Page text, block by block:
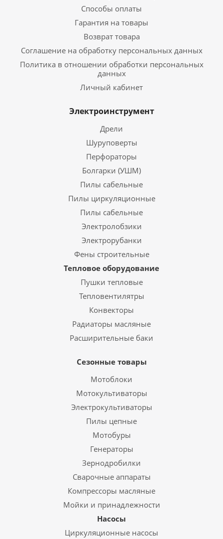
Способы оплаты
Гарантия на товары
Возврат товара
Соглашение на обработку персональных данных
Политика в отношении обработки персональных
данных
Личный кабинет
Электроинструмент
Дрели
Шуруповерты
Перфораторы
Болгарки (УШМ)
Пилы сабельные
Пилы циркуляционные
Пилы сабельные
Электролобзики
Электрорубанки
Фены строительные
Тепловое оборудование
Пушки тепловые
Тепловентилятры
Конвекторы
Радиаторы масляные
Расширительные баки
Сезонные товары
Мотоблоки
Мотокультиваторы
Электрокультиваторы
Пилы цепные
Мотобуры
Генераторы
Зернодробилки
Сварочные аппараты
Компрессоры масляные
Мойки и принадлежности
Насосы
Циркуляционные насосы